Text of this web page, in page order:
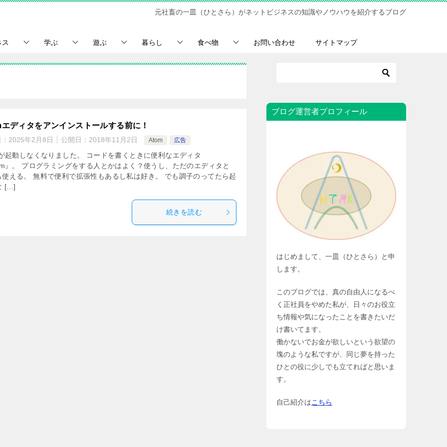
元社畜の一皿（ひとさら）がネットビジネスの知識やノウハウを紹介するブログ
学ぶ 遊ぶ 暮らし 食べ物 お問い合わせ サイトマップ
ディタをアンインストールする前に！
2025年2月8日 公開日： 2018年11月2日 Atom 広告
起動しなくなりました。 コードを書くときに便利なエディタ
』。 プログラミングをする人とかはよく？使うし、ただのエディタと
使える。 無料で便利で拡張性もあるし私は好き。 でも調子のってたら起
[…]
続きを読む
ブログ運営者プロフィール
はじめまして、一皿（ひとさら）と申
します。
このブログでは、真の自由人になるべ
く正社員をやめた私が、日々のお役立
ち情報や気になったことを書きたいだ
け書いてます。
働かないでお金が欲しいという欲望の
塊のような私ですが、同じ夢を持った
ひとの役に少しでも立てればと思いま
す。
自己紹介はこちら